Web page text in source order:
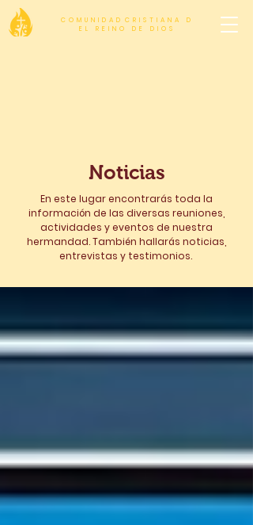
C O M U N I D A D C R I S T I A N A D
E L R E I N O D E D I O S
Noticias
En este lugar encontrarás toda la
información de las diversas reuniones,
actividades y eventos de nuestra
hermandad. También hallarás noticias,
entrevistas y testimonios.